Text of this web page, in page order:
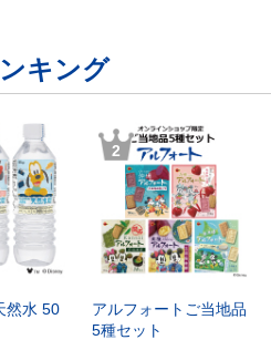
キング
然水 50
2
アルフォートご当地品
5種セット